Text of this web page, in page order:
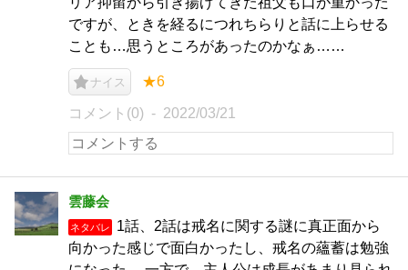
ですが、ときを経るにつれちらりと話に上らせる
ことも…思うところがあったのかなぁ……
ナイス ★6
コメント(0) 2022/03/21
雲藤会
ネタバレ
1話、2話は戒名に関する謎に真正面から
向かった感じで面白かったし、戒名の蘊蓄は勉強